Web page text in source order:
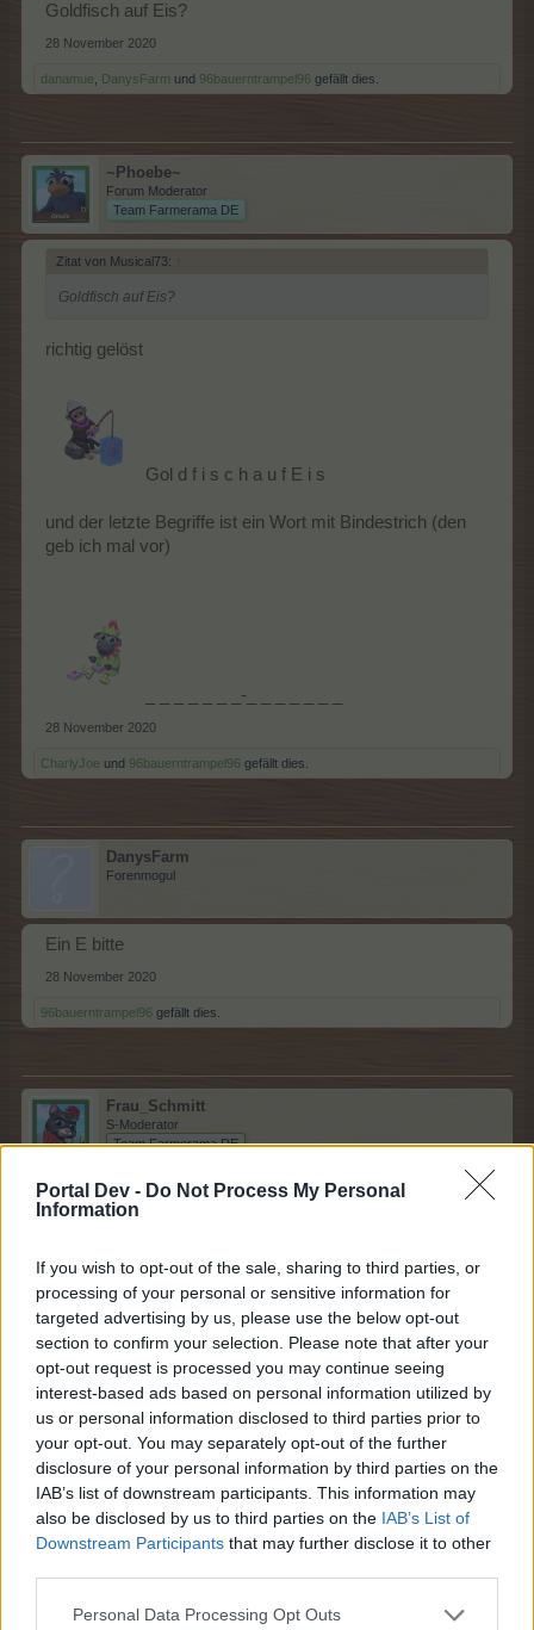
Portal Dev - Do Not Process My Personal
Information
If you wish to opt-out of the sale, sharing to third parties, or
processing of your personal or sensitive information for
targeted advertising by us, please use the below opt-out
section to confirm your selection. Please note that after your
opt-out request is processed you may continue seeing
interest-based ads based on personal information utilized by
us or personal information disclosed to third parties prior to
your opt-out. You may separately opt-out of the further
disclosure of your personal information by third parties on the
IAB’s list of downstream participants. This information may
also be disclosed by us to third parties on the IAB’s List of
Downstream Participants that may further disclose it to other
Personal Data Processing Opt Outs
Goldfisch auf Eis?
28 November 2020
danamue DanysFarm und 96bauerntrampel96 gefällt dies.
~Phoebe~
Forum Moderator
Team Farmerama DE
Zitat von Musical73: ↑
Goldfisch auf Eis?
richtig gelöst
Gol d f i s c h a u f E i s
und der letzte Begriffe ist ein Wort mit Bindestrich (den
geb ich mal vor)
_ _ _ _ _ _ _-_ _ _ _ _ _ _
28 November 2020
CharlyJoe und 96bauerntrampel96 gefällt dies.
DanysFarm
Forenmogul
Ein E bitte
28 November 2020
96bauerntrampel96 gefällt dies.
Frau_Schmitt
S-Moderator
Team Farmerama DE
Mein S
96bauerntrampel96 gefällt dies.
96bauerntrampel96
Lebende Forenlegende
Ein Fbitte (das S lass ich für Frau Schmitt *gg*)
28 November 2020
Foren-Herzog